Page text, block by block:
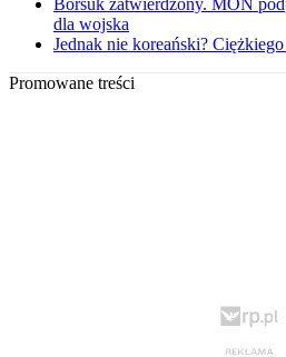
Borsuk zatwierdzony. MON
dla wojska
Jednak nie koreański?
Promowane treści